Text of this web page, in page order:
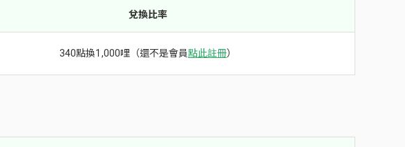
兌換比率
340點換1,000哩（還不是會員點此註冊）